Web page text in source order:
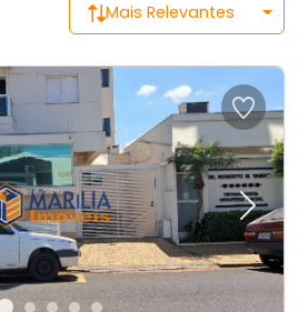
Mais Relevantes
Next